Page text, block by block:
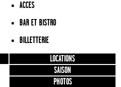
ACCES
BAR ET BISTRO
BILLETTERIE
LOCATIONS
SAISON
PHOTOS